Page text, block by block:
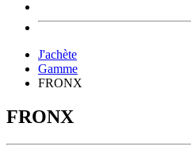
J'achète
Gamme
FRONX
FRONX